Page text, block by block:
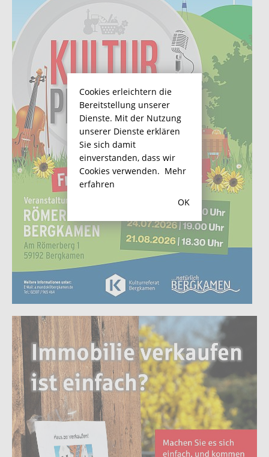
Cookies erleichtern die
Bereitstellung unserer
Dienste. Mit der Nutzung
unserer Dienste erklären
Sie sich damit
einverstanden, dass wir
Cookies verwenden. Mehr
erfahren
OK